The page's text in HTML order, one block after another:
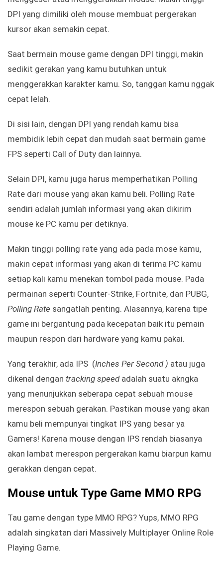
DPI yang dimiliki oleh mouse membuat pergerakan
kursor akan semakin cepat.
Saat bermain mouse game dengan DPI tinggi, makin
sedikit gerakan yang kamu butuhkan untuk
menggerakkan karakter kamu. So, tanggan kamu nggak
cepat lelah.
Di sisi lain, dengan DPI yang rendah kamu bisa
membidik lebih cepat dan mudah saat bermain game
FPS seperti Call of Duty dan lainnya.
Selain DPI, kamu juga harus memperhatikan Polling
Rate dari mouse yang akan kamu beli. Polling Rate
sendiri adalah jumlah informasi yang akan dikirim
mouse ke PC kamu per detiknya.
Makin tinggi polling rate yang ada pada mose kamu,
makin cepat informasi yang akan di terima PC kamu
setiap kali kamu menekan tombol pada mouse. Pada
permainan seperti Counter-Strike, Fortnite, dan PUBG,
Polling Rate sangatlah penting. Alasannya, karena tipe
game ini bergantung pada kecepatan baik itu pemain
maupun respon dari hardware yang kamu pakai.
Yang terakhir, ada IPS (Inches Per Second ) atau juga
dikenal dengan tracking speed adalah suatu akngka
yang menunjukkan seberapa cepat sebuah mouse
merespon sebuah gerakan. Pastikan mouse yang akan
kamu beli mempunyai tingkat IPS yang besar ya
Gamers! Karena mouse dengan IPS rendah biasanya
akan lambat merespon pergerakan kamu biarpun kamu
gerakkan dengan cepat.
Mouse untuk Type Game MMO RPG
Tau game dengan type MMO RPG? Yups, MMO RPG
adalah singkatan dari Massively Multiplayer Online Role
Playing Game.